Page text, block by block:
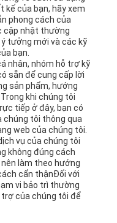
của bạn, hãy xem
phong cách của
cập nhật thường
tưởng mới và các kỹ
bạn.
nhân, nhóm hỗ trợ kỹ
sẵn để cung cấp lời
sản phẩm, hướng
khi chúng tôi
tiếp ở đây, bạn có
chúng tôi thông qua
web của chúng tôi.
vụ của chúng tôi
không đúng cách
làm theo hướng
cẩn thậnĐối với
vi bảo trì thường
trợ của chúng tôi để